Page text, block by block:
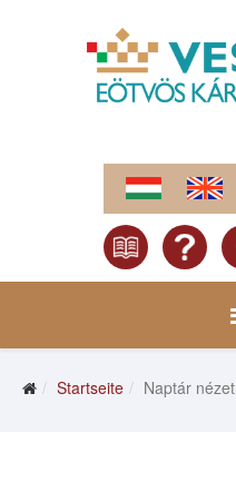
Startseite Naptár nézet